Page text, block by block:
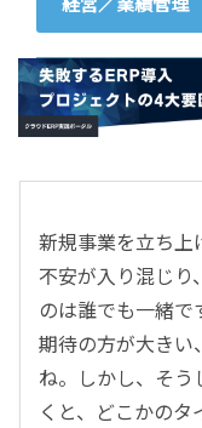
ERP
会計
CRM／営業支援
DX（2025年の
データ分析／BI
ガバナンス／リ
BPR／業務改善
新規事業を立ち上
不安が入り混じり
のは誰でも一緒で
期待の方が大きい
ね。しかし、そ
くと、どこかの